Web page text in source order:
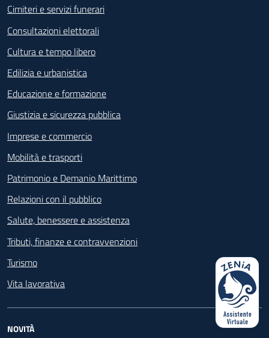
Cimiteri e servizi funerari
Consultazioni elettorali
Cultura e tempo libero
Edilizia e urbanistica
Educazione e formazione
Giustizia e sicurezza pubblica
Imprese e commercio
Mobilità e trasporti
Patrimonio e Demanio Marittimo
Relazioni con il pubblico
Salute, benessere e assistenza
Tributi, finanze e contravvenzioni
Turismo
Vita lavorativa
NOVITÀ